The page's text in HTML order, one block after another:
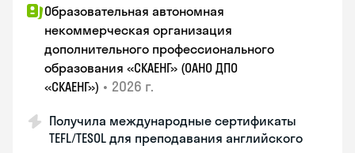
Образовательная автономная
некоммерческая организация
дополнительного профессионального
образования «СКАЕНГ» (ОАНО ДПО
«СКАЕНГ») • 2026 г.
Получила международные сертификаты
TEFL/TESOL для преподавания английского